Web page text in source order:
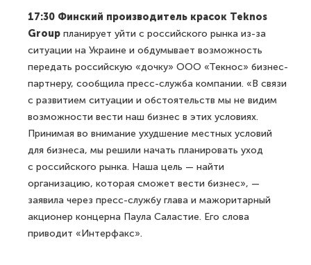
17:30 Финский производитель красок Teknos
Group планирует уйти с российского рынка из-за
ситуации на Украине и обдумывает возможность
передать российскую «дочку» ООО «Текнос» бизнес-
партнеру, сообщила пресс-служба компании. «В связи
с развитием ситуации и обстоятельств мы не видим
возможности вести наш бизнес в этих условиях.
Принимая во внимание ухудшение местных условий
для бизнеса, мы решили начать планировать уход
с российского рынка. Наша цель — найти
организацию, которая сможет вести бизнес», —
заявила через пресс-службу глава и мажоритарный
акционер концерна Паула Саластие. Его слова
приводит «Интерфакс».